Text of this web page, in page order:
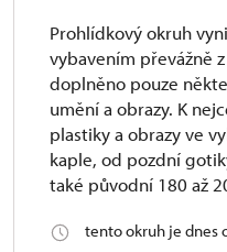
Prohlídkový okruh
vybavením převážně
doplněno pouze
umění a obrazy. K
plastiky a obrazy ve
kaple, od pozdní
také původní 180 až
tento okruh je dnes